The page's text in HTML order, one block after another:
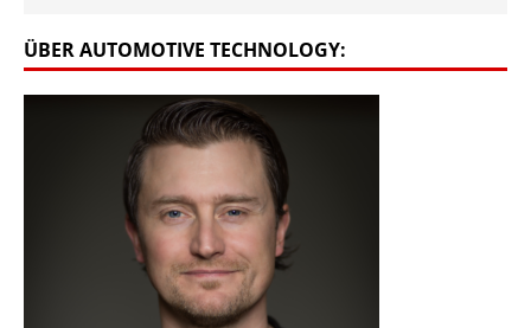
ÜBER AUTOMOTIVE TECHNOLOGY: